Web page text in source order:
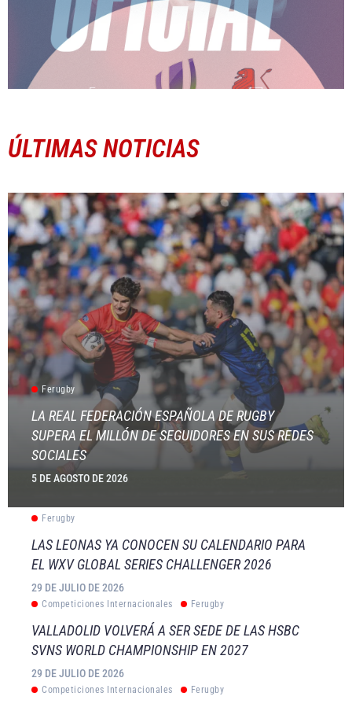
ÚLTIMAS NOTICIAS
Ferugby
LA REAL FEDERACIÓN ESPAÑOLA DE RUGBY
SUPERA EL MILLÓN DE SEGUIDORES EN SUS REDES
SOCIALES
5 DE AGOSTO DE 2026
Ferugby
LAS LEONAS YA CONOCEN SU CALENDARIO PARA
EL WXV GLOBAL SERIES CHALLENGER 2026
29 DE JULIO DE 2026
Competiciones Internacionales Ferugby
VALLADOLID VOLVERÁ A SER SEDE DE LAS HSBC
SVNS WORLD CHAMPIONSHIP EN 2027
29 DE JULIO DE 2026
Competiciones Internacionales Ferugby